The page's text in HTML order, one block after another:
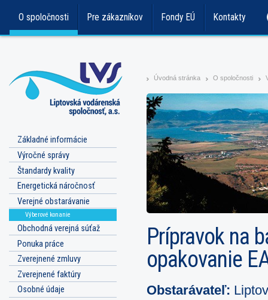
O spoločnosti Pre zákazníkov Fondy EÚ Kontakty
> Úvodná stránka > O spoločnosti >
Prípravok na
opakovanie
Obstarávateľ:
Základné informácie
Výročné správy
Štandardy kvality
Energetická náročnosť
Verejné obstarávanie
Výberové konanie
Obchodná verejná súťaž
Ponuka práce
Zverejnené zmluvy
Zverejnené faktúry
Osobné údaje